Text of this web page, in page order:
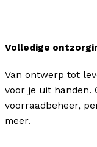
Volledige
Van ontwerp tot
voor je uit handen.
voorraadbeheer,
meer.